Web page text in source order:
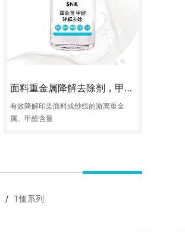
面料重金属降解去除剂，甲醛降解去除剂
有效降解印染面料或纱线的游离重金
属、甲醛含量
/ T恤系列